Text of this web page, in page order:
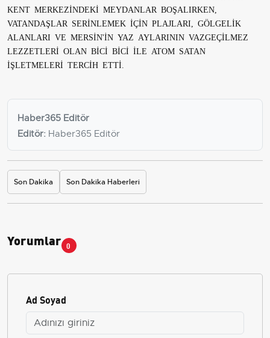
KENT MERKEZİNDEKİ MEYDANLAR BOŞALIRKEN,
VATANDAŞLAR SERİNLEMEK İÇİN PLAJLARI, GÖLGELİK
ALANLARI VE MERSİN'İN YAZ AYLARININ VAZGEÇİLMEZ
LEZZETLERİ OLAN BİCİ BİCİ İLE ATOM SATAN
İŞLETMELERİ TERCİH ETTİ.
Haber365 Editör
Editör: Haber365 Editör
Son Dakika Son Dakika Haberleri
Yorumlar 0
Ad Soyad